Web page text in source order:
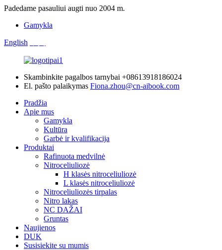
Padedame pasauliui augti nuo 2004 m.
Gamykla
English
Skambinkite pagalbos tarnybai +08613918186024
El. pašto palaikymas Fiona.zhou@cn-aibook.com
Pradžia
Apie mus
Gamykla
Kultūra
Garbė ir kvalifikacija
Produktai
Rafinuota medvilnė
Nitroceliuliozė
H klasės nitroceliuliozė
L klasės nitroceliuliozė
Nitroceliuliozės tirpalas
Nitro lakas
NC DAŽAI
Gruntas
Naujienos
DUK
Susisiekite su mumis